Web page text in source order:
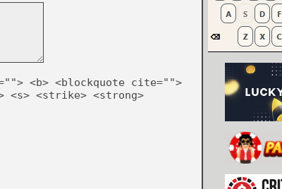
<b> <blockquote cite="">
<s> <strike> <strong>